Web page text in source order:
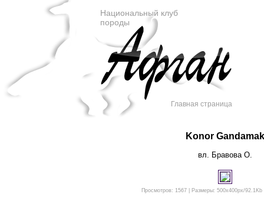
Национальный клуб
породы
Главная страница
Konor Gandamak
вл. Бравова О.
Просмотров: 1567 | Размеры: 500x400px/92.1Kb